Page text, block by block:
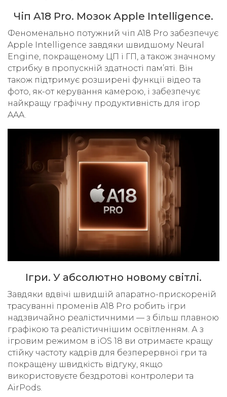
Чіп A18 Pro. Мозок Apple Intelligence.
Феноменально потужний чіп A18 Pro забезпечує
Apple Intelligence завдяки швидшому Neural
Engine, покращеному ЦП і ГП, а також значному
стрибку в пропускній здатності пам’яті. Він
також підтримує розширені функції відео та
фото, як-от керування камерою, і забезпечує
найкращу графічну продуктивність для ігор
AAA.
Ігри. У абсолютно новому світлі.
Завдяки вдвічі швидшій апаратно-прискореній
трасуванні променів A18 Pro робить ігри
надзвичайно реалістичними — з більш плавною
графікою та реалістичнішим освітленням. А з
ігровим режимом в iOS 18 ви отримаєте кращу
стійку частоту кадрів для безперервної гри та
покращену швидкість відгуку, якщо
використовуєте бездротові контролери та
AirPods.